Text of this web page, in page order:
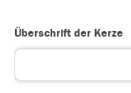
Überschrift der Kerze